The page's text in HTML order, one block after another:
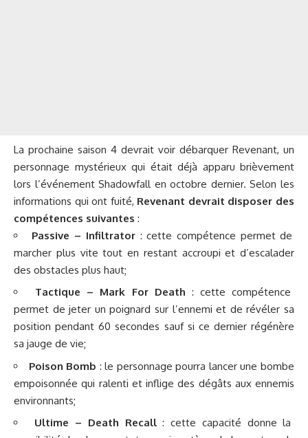
La prochaine saison 4 devrait voir débarquer Revenant, un
personnage mystérieux qui était déjà apparu brièvement
lors l’événement Shadowfall en octobre dernier. Selon les
informations qui ont fuité, Revenant devrait disposer des
compétences suivantes :
Passive – Infiltrator: cette compétence permet de
marcher plus vite tout en restant accroupi et d’escalader
des obstacles plus haut;
Tactique – Mark For Death : cette compétence
permet de jeter un poignard sur l’ennemi et de révéler sa
position pendant 60 secondes sauf si ce dernier régénère
sa jauge de vie;
Poison Bomb : le personnage pourra lancer une bombe
empoisonnée qui ralenti et inflige des dégâts aux ennemis
environnants;
Ultime – Death Recall: cette capacité donne la